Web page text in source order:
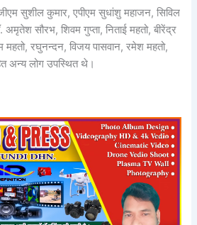
सुशील कुमार, एपीएम सुधांशु महाजन, सिविल
सौरभ, शिवम गुप्ता, निताई महतो, बीरेंद्र
महतो, रघुनन्दन, विजय पासवान, रमेश महतो,
अन्य लोग उपस्थित थे।